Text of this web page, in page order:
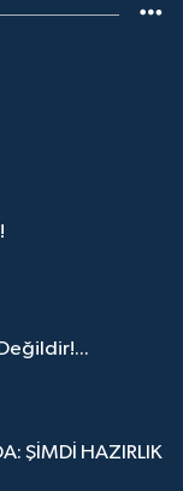
ŞİMDİ HAZIRLIK